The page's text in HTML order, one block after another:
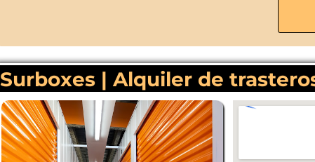
Surboxes | Alquiler de